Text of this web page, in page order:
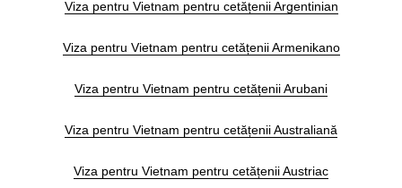
Viza pentru Vietnam pentru cetățenii Argentinian
Viza pentru Vietnam pentru cetățenii Armenikano
Viza pentru Vietnam pentru cetățenii Arubani
Viza pentru Vietnam pentru cetățenii Australiană
Viza pentru Vietnam pentru cetățenii Austriac